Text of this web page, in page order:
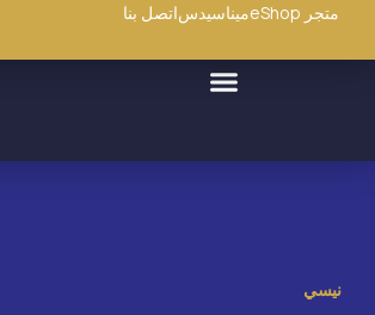
متجر eShop ميناسيدساتصل بنا
نيسي